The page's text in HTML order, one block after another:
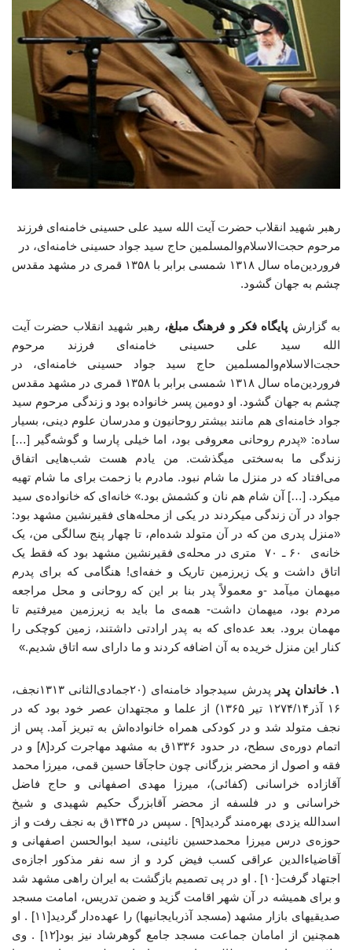
رهبر شهید انقلاب حضرت آیت الله سید علی حسینی خامنه‌ای فرزند
مرحوم حجت‌الاسلام‌والمسلمین حاج سید جواد حسینی خامنه‌ای، در
فروردین‌ماه سال ۱۳۱۸ شمسی برابر با ۱۳۵۸ قمری در مشهد مقدس
چشم به جهان گشود.
به گزارش پایگاه فکر و فرهنگ مبلغ، رهبر شهید انقلاب حضرت آیت
الله سید علی حسینی خامنه‌ای فرزند مرحوم
حجت‌الاسلام‌والمسلمین حاج سید جواد حسینی خامنه‌ای، در
فروردین‌ماه سال ۱۳۱۸ شمسی برابر با ۱۳۵۸ قمری در مشهد مقدس
چشم به جهان گشود. او دومین پسر خانواده بود و زندگی مرحوم سید
جواد خامنه‌ای هم مانند بیشتر روحانیون و مدرسان علوم دینی، بسیار
ساده: «پدرم روحانی معروفی بود، اما خیلی پارسا و گوشه‌گیر […]
زندگی ما به‌سختی میگذشت. من یادم هست شب‌هایی اتفاق
می‌افتاد که در منزل ما شام نبود. مادرم با زحمت برای ما شام تهیه
میکرد. […] آن شام هم نان و کشمش بود.» خانه‌ای که خانواده‌ی سید
جواد در آن زندگی میکردند در یکی از محله‌های فقیرنشین مشهد بود:
«منزل پدری من که در آن متولد شده‌ام، تا چهار پنج سالگی من، یک
خانه‌ی ۶۰ ـ ۷۰ متری در محله‌ی فقیرنشین مشهد بود که فقط یک
اتاق داشت و یک زیرزمین تاریک و خفه‌ای! هنگامی که برای پدرم
میهمان میآمد -و معمولاً پدر بنا بر این که روحانی و محل مراجعه
مردم بود، میهمان داشت- همه‌ی ما باید به زیرزمین میرفتیم تا
مهمان برود. بعد عده‌ای که به پدر ارادتی داشتند، زمین کوچکی را
کنار این منزل خریده به آن اضافه کردند و ما دارای سه اتاق شدیم.»
۱. خاندان پدر
پدرش سیدجواد خامنه‌ای (۲۰جمادی‌الثانی ۱۳۱۳نجف،
۱۶ آذر۱۲۷۴/۱۴ تیر ۱۳۶۵) از علما و مجتهدان عصر خود بود که در
نجف متولد شد و در کودکی همراه خانواده‌اش به تبریز آمد. پس از
اتمام دوره‌ی سطح، در حدود ۱۳۳۶ق به مشهد مهاجرت کرد[۸] و در
فقه و اصول از محضر بزرگانی چون حاجآقا حسین قمی، میرزا محمد
آقازاده خراسانی (کفائی)، میرزا مهدی اصفهانی و حاج فاضل
خراسانی و در فلسفه از محضر آقابزرگ حکیم شهیدی و شیخ
اسدالله یزدی بهره‌مند گردید[۹] . سپس در ۱۳۴۵ق به نجف رفت و از
حوزه‌ی درس میرزا محمدحسین نائینی، سید ابوالحسن اصفهانی و
آقاضیاءالدین عراقی کسب فیض کرد و از سه نفر مذکور اجازه‌ی
اجتهاد گرفت[۱۰] . او در پی تصمیم بازگشت به ایران راهی مشهد شد
و برای همیشه در آن شهر اقامت گزید و ضمن تدریس، امامت مسجد
صدیقیهای بازار مشهد (مسجد آذربایجانیها) را عهده‌دار گردید[۱۱] . او
همچنین از امامان جماعت مسجد جامع گوهرشاد نیز بود[۱۲] . وی